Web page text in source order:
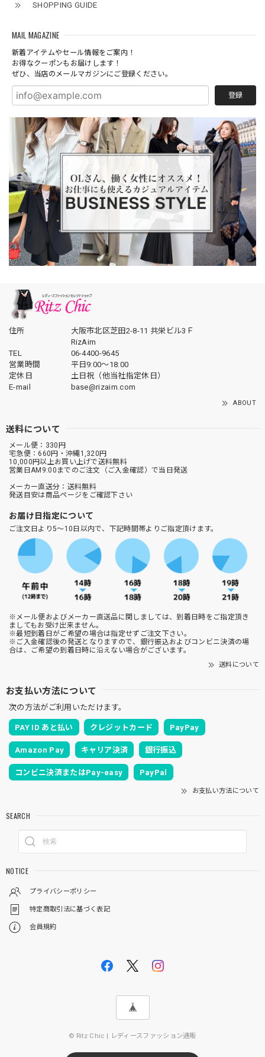
SHOPPING GUIDE
MAIL MAGAZINE
新着アイテムやセール情報をご案内！
お得なクーポンもお届けします！
ぜひ、当店のメールマガジンにご登録ください。
登録
住所
大阪市北区芝田2-8-11 共栄ビル3Ｆ
RizAim
TEL
06-4400-9645
営業時間
平日9:00～18:00
定休日
土日祝（他当社指定休日）
E-mail
base@rizaim.com
ABOUT
送料について
メール便：330円
宅急便：660円・沖縄1,320円
10,000円以上お買い上げで送料無料
営業日AM9:00までのご注文（ご入金確認）で当日発送
メーカー直送分：送料無料
発送目安は商品ページをご確認下さい
お届け日指定について
ご注文日より5～10日以内で、下記時間帯よりご指定頂けます。
※メール便およびメーカー直送品に関しましては、到着日時をご指定頂き
ましてもお受け出来ません。
※最短到着日がご希望の場合は指定せずご注文下さい。
※ご入金確認後の発送となりますので、銀行振込およびコンビニ決済の場
合は、ご希望の到着日時に沿えない場合がございます。
送料について
お支払い方法について
次の方法がご利用いただけます。
PAY ID あと払い クレジットカード PayPay
Amazon Pay キャリア決済 銀行振込
コンビニ決済またはPay-easy PayPal
お支払い方法について
SEARCH
NOTICE
プライバシーポリシー
特定商取引法に基づく表記
会員規約
© Ritz Chic | レディースファッション通販